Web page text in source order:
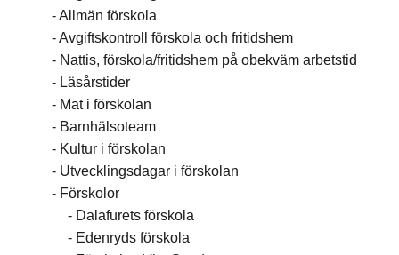
Allmän förskola
Avgiftskontroll förskola och fritidshem
Nattis, förskola/fritidshem på obekväm arbetstid
Läsårstider
Mat i förskolan
Barnhälsoteam
Kultur i förskolan
Utvecklingsdagar i förskolan
Förskolor
Dalafurets förskola
Edenryds förskola